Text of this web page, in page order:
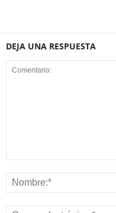
DEJA UNA RESPUESTA